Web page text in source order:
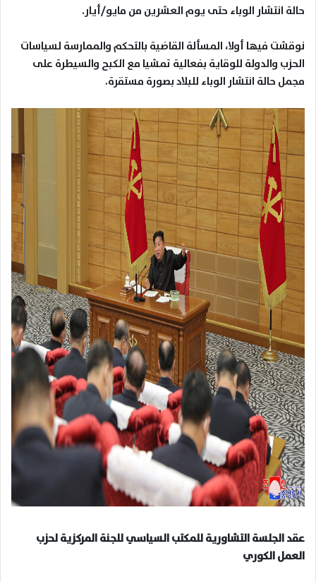
حالة انتشار الوباء حتى يوم العشرين من مايو/أيار.
نوقشت فيها أولا، المسألة القاضية بالتحكم والممارسة لسياسات
الحزب والدولة للوقاية بفعالية تمشيا مع الكبح والسيطرة على
مجمل حالة انتشار الوباء للبلاد بصورة مستقرة.
عقد الجلسة التشاورية للمكتب السياسي للجنة المركزية لحزب
العمل الكوري